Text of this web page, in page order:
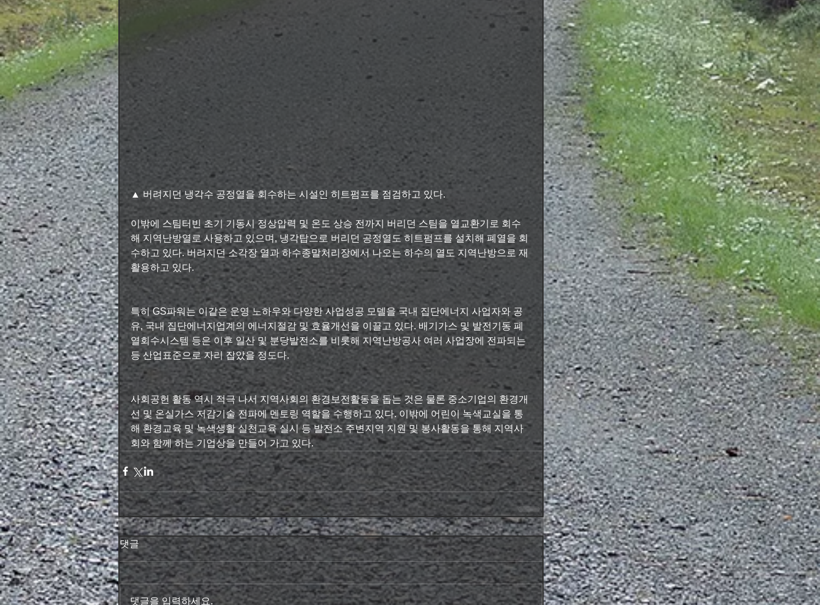
▲ 버려지던 냉각수 공정열을 회수하는 시설인 히트펌프를 점검하고 있다.
이밖에 스팀터빈 초기 기동시 정상압력 및 온도 상승 전까지 버리던 스팀을 열교환기로 회수
해 지역난방열로 사용하고 있으며, 냉각탑으로 버리던 공정열도 히트펌프를 설치해 폐열을 회
수하고 있다. 버려지던 소각장 열과 하수종말처리장에서 나오는 하수의 열도 지역난방으로 재
활용하고 있다.
특히 GS파워는 이같은 운영 노하우와 다양한 사업성공 모델을 국내 집단에너지 사업자와 공
유, 국내 집단에너지업계의 에너지절감 및 효율개선을 이끌고 있다. 배기가스 및 발전기동 폐
열회수시스템 등은 이후 일산 및 분당발전소를 비롯해 지역난방공사 여러 사업장에 전파되는
등 산업표준으로 자리 잡았을 정도다.
사회공헌 활동 역시 적극 나서 지역사회의 환경보전활동을 돕는 것은 물론 중소기업의 환경개
선 및 온실가스 저감기술 전파에 멘토링 역할을 수행하고 있다. 이밖에 어린이 녹색교실을 통
해 환경교육 및 녹색생활 실천교육 실시 등 발전소 주변지역 지원 및 봉사활동을 통해 지역사
회와 함께 하는 기업상을 만들어 가고 있다.
댓글
댓글을 입력하세요.